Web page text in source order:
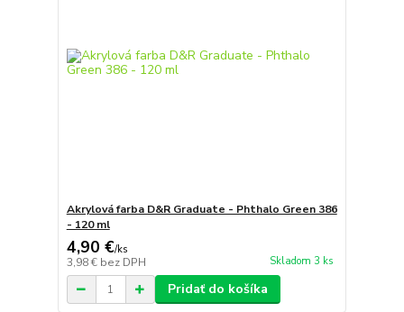
Akrylová farba D&R Graduate - Phthalo Green 386
- 120 ml
4,90 €/ks
3,98 € bez DPH Skladom 3 ks
Pridať do košíka